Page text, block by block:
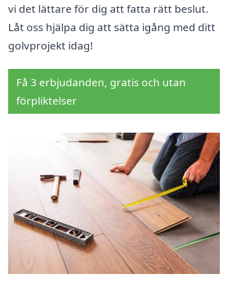
vi det lättare för dig att fatta rätt beslut.
Låt oss hjälpa dig att sätta igång med ditt
golvprojekt idag!
Få 3 erbjudanden, gratis och utan
förpliktelser